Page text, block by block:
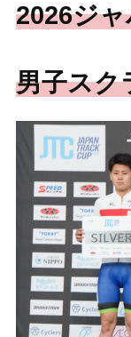
2026ジ
男子スク